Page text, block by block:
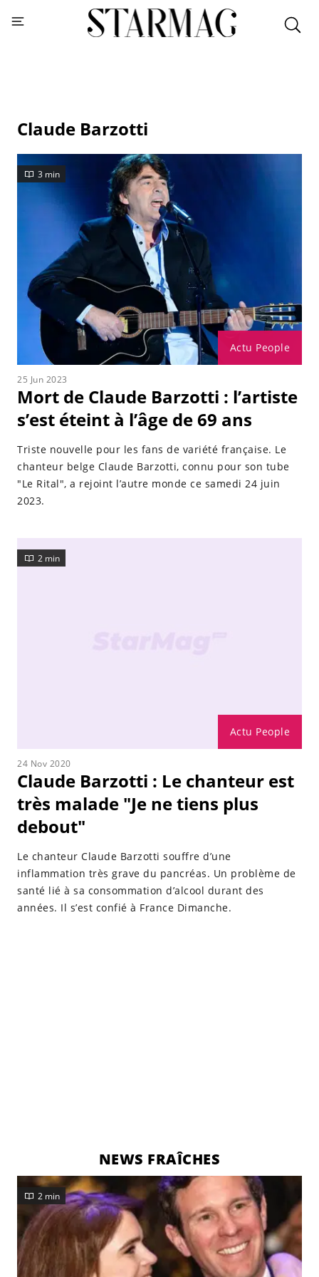
Claude Barzotti
Actu People
3 min
25 Jun 2023
Mort de Claude Barzotti : l’artiste
s’est éteint à l’âge de 69 ans
Triste nouvelle pour les fans de variété française. Le
chanteur belge Claude Barzotti, connu pour son tube
"Le Rital", a rejoint l’autre monde ce samedi 24 juin
2023.
Actu People
2 min
24 Nov 2020
Claude Barzotti : Le chanteur est
très malade "Je ne tiens plus
debout"
Le chanteur Claude Barzotti souffre d’une
inflammation très grave du pancréas. Un problème de
santé lié à sa consommation d’alcool durant des
années. Il s’est confié à France Dimanche.
NEWS FRAÎCHES
2 min